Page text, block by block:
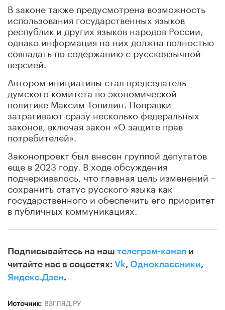
В законе также предусмотрена возможность
использования государственных языков
республик и других языков народов России,
однако информация на них должна полностью
совпадать по содержанию с русскоязычной
версией.
Автором инициативы стал председатель
думского комитета по экономической
политике Максим Топилин. Поправки
затрагивают сразу несколько федеральных
законов, включая закон «О защите прав
потребителей».
Законопроект был внесен группой депутатов
еще в 2023 году. В ходе обсуждения
подчеркивалось, что главная цель изменений –
сохранить статус русского языка как
государственного и обеспечить его приоритет
в публичных коммуникациях.
Подписывайтесь на наш телеграм-канал и
читайте нас в соцсетях: Vk, Одноклассники,
Яндекс.Дзен.
Источник: ВЗГЛЯД.РУ